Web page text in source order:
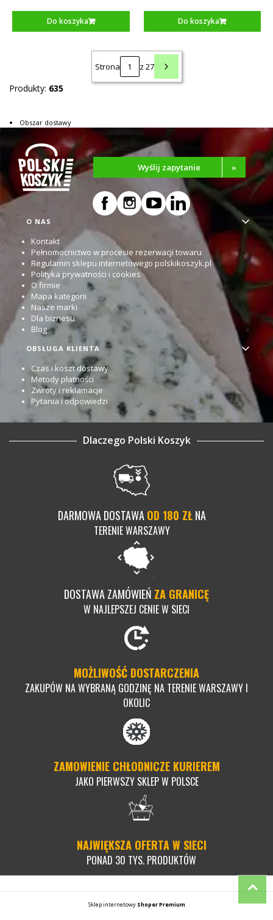
Do koszyka Do koszyka
Strona z 27
Produkty: 635
Obszar dostawy
Linki w stopce
O NAS
Kontakt
Pełnomocnictwo w procesie rezerwacji towaru
Regulamin sklepu internetowego polskikoszyk.pl
Polityka prywatności i cookies
O firmie
Mapa kategorii
Nasze marki
Dla biznesu
Blog
OBSŁUGA KLIENTA
Czas i koszt dostawy
Metody płatności
Zwroty i reklamacje
Pytania i odpowiedzi
Wyślij zapytanie »
Dlaczego Polski Koszyk
DARMOWA DOSTAWAOD 180 ZŁNA
TERENIE WARSZAWY
DOSTAWA ZAMÓWIEŃ ZA GRANICĘ
W NAJLEPSZEJ CENIE W SIECI
MOŻLIWOŚĆ DOSTARCZENIA
ZAKUPÓW NA WYBRANĄ GODZINĘ NA TERENIE WARSZAWY I
OKOLIC
ZAMOWIENIE CHŁODNICZE KURIEREM
JAKO PIERWSZY SKLEP W POLSCE
NAJWIĘKSZA OFERTA W SIECI
PONAD 30 TYS. PRODUKTÓW
Sklep internetowy Shoper Premium